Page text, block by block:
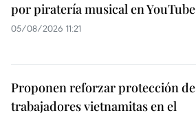
por piratería musical en YouTube
05/08/2026 11:21
Proponen reforzar protección de
trabajadores vietnamitas en el